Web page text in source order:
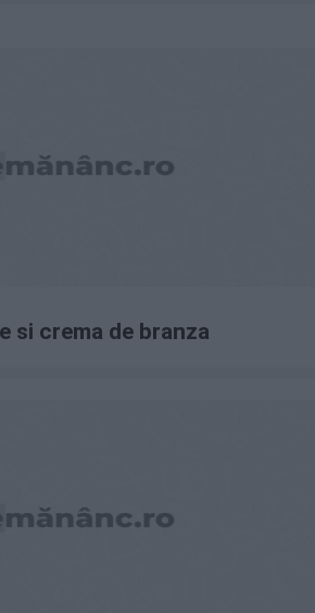
si crema de branza